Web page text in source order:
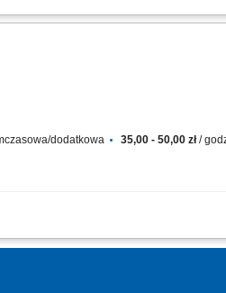
obsługi Klienta, dbałość o
dodatkowa 35,00 - 50,00 zł/
podczas transportu, aby dotarły w